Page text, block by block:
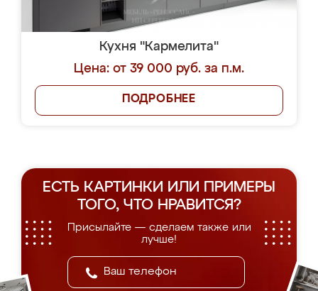
Кухня "Кармелита"
Цена: от 39 000 руб. за п.м.
ПОДРОБНЕЕ
ЕСТЬ КАРТИНКИ ИЛИ ПРИМЕРЫ
ТОГО, ЧТО НРАВИТСЯ?
Присылайте — сделаем также или
лучше!